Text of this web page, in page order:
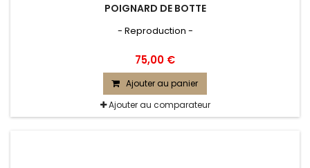
POIGNARD DE BOTTE
- Reproduction -
75,00 €
Ajouter au panier
Ajouter au comparateur